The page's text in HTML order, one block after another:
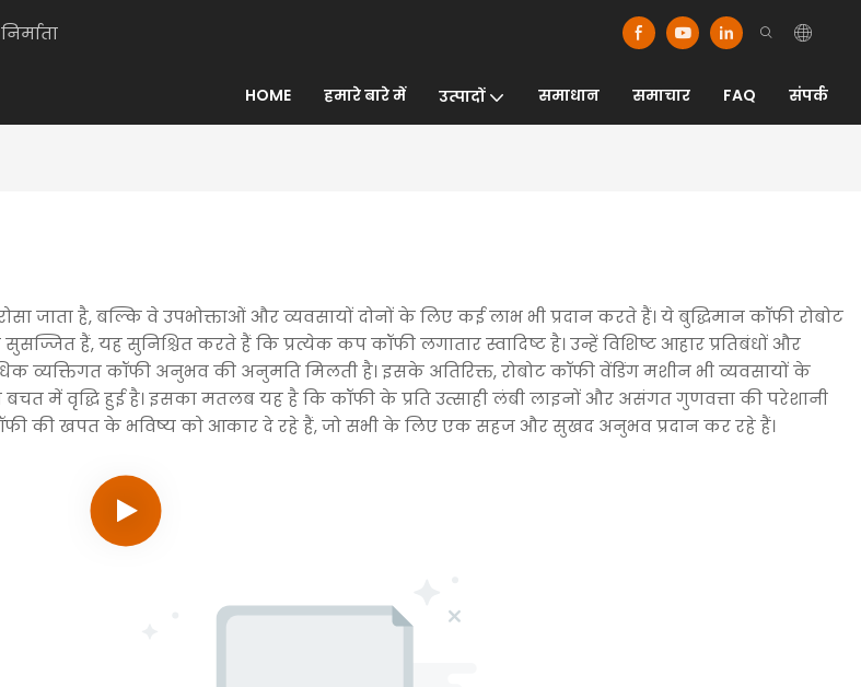
HOME हमारे बारे में उत्पादों समाधान समाचार FAQ संपर्क
जाता है, बल्कि वे उपभोक्ताओं और व्यवसायों दोनों के लिए कई लाभ भी प्रदान करते हैं। ये बुद्धिमान कॉफी रोबोट
हैं, यह सुनिश्चित करते हैं कि प्रत्येक कप कॉफी लगातार स्वादिष्ट है। उन्हें विशिष्ट आहार प्रतिबंधों और
व्यक्तिगत कॉफी अनुभव की अनुमति मिलती है। इसके अतिरिक्त, रोबोट कॉफी वेंडिंग मशीन भी व्यवसायों के
में वृद्धि हुई है। इसका मतलब यह है कि कॉफी के प्रति उत्साही लंबी लाइनों और असंगत गुणवत्ता की परेशानी
की खपत के भविष्य को आकार दे रहे हैं, जो सभी के लिए एक सहज और सुखद अनुभव प्रदान कर रहे हैं।